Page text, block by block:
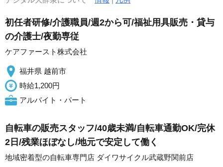
初任者研修/介護職員/週2から可/福祉用具販売・貸与
の介護士/夜勤専従
ケアファースト株式会社
福井県 越前市
時給1,200円
アルバイト・パート
自転車の販売スタッフ/40歳未満/自転車通勤OK/完休
2日/残業ほぼなし/地元で安定して働く
地域密着型の自転車専門店 ダイワサイクル武蔵野関前店